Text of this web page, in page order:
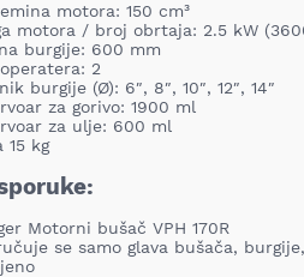
motora: 150 cm³
motora / broj obrtaja: 2.5 kW
burgije: 600 mm
2
burgije (Ø): 6″, 8″, 10″, 12″, 14″
za gorivo: 1900 ml
za ulje: 600 ml
15 kg
Motorni bušač VPH 170R
se samo glava bušača,